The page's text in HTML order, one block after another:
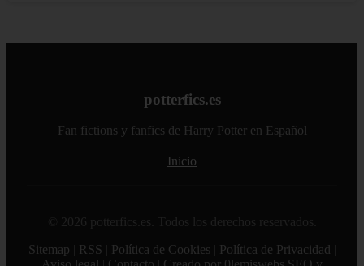
potterfics.es
Fan fictions y fanfics de Harry Potter en Español
Inicio
© 2026 potterfics.es. Todos los derechos reservados.
Sitemap
RSS Política de Cookies Política de Privacidad